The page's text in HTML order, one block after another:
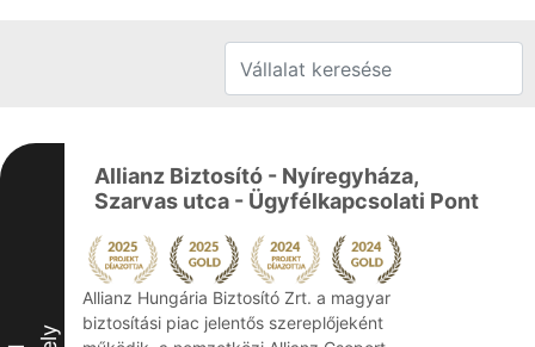
I
Allianz Biztosító - Nyíregyháza,
Szarvas utca - Ügyfélkapcsolati Pont
Allianz Hungária Biztosító Zrt. a magyar
biztosítási piac jelentős szereplőjeként